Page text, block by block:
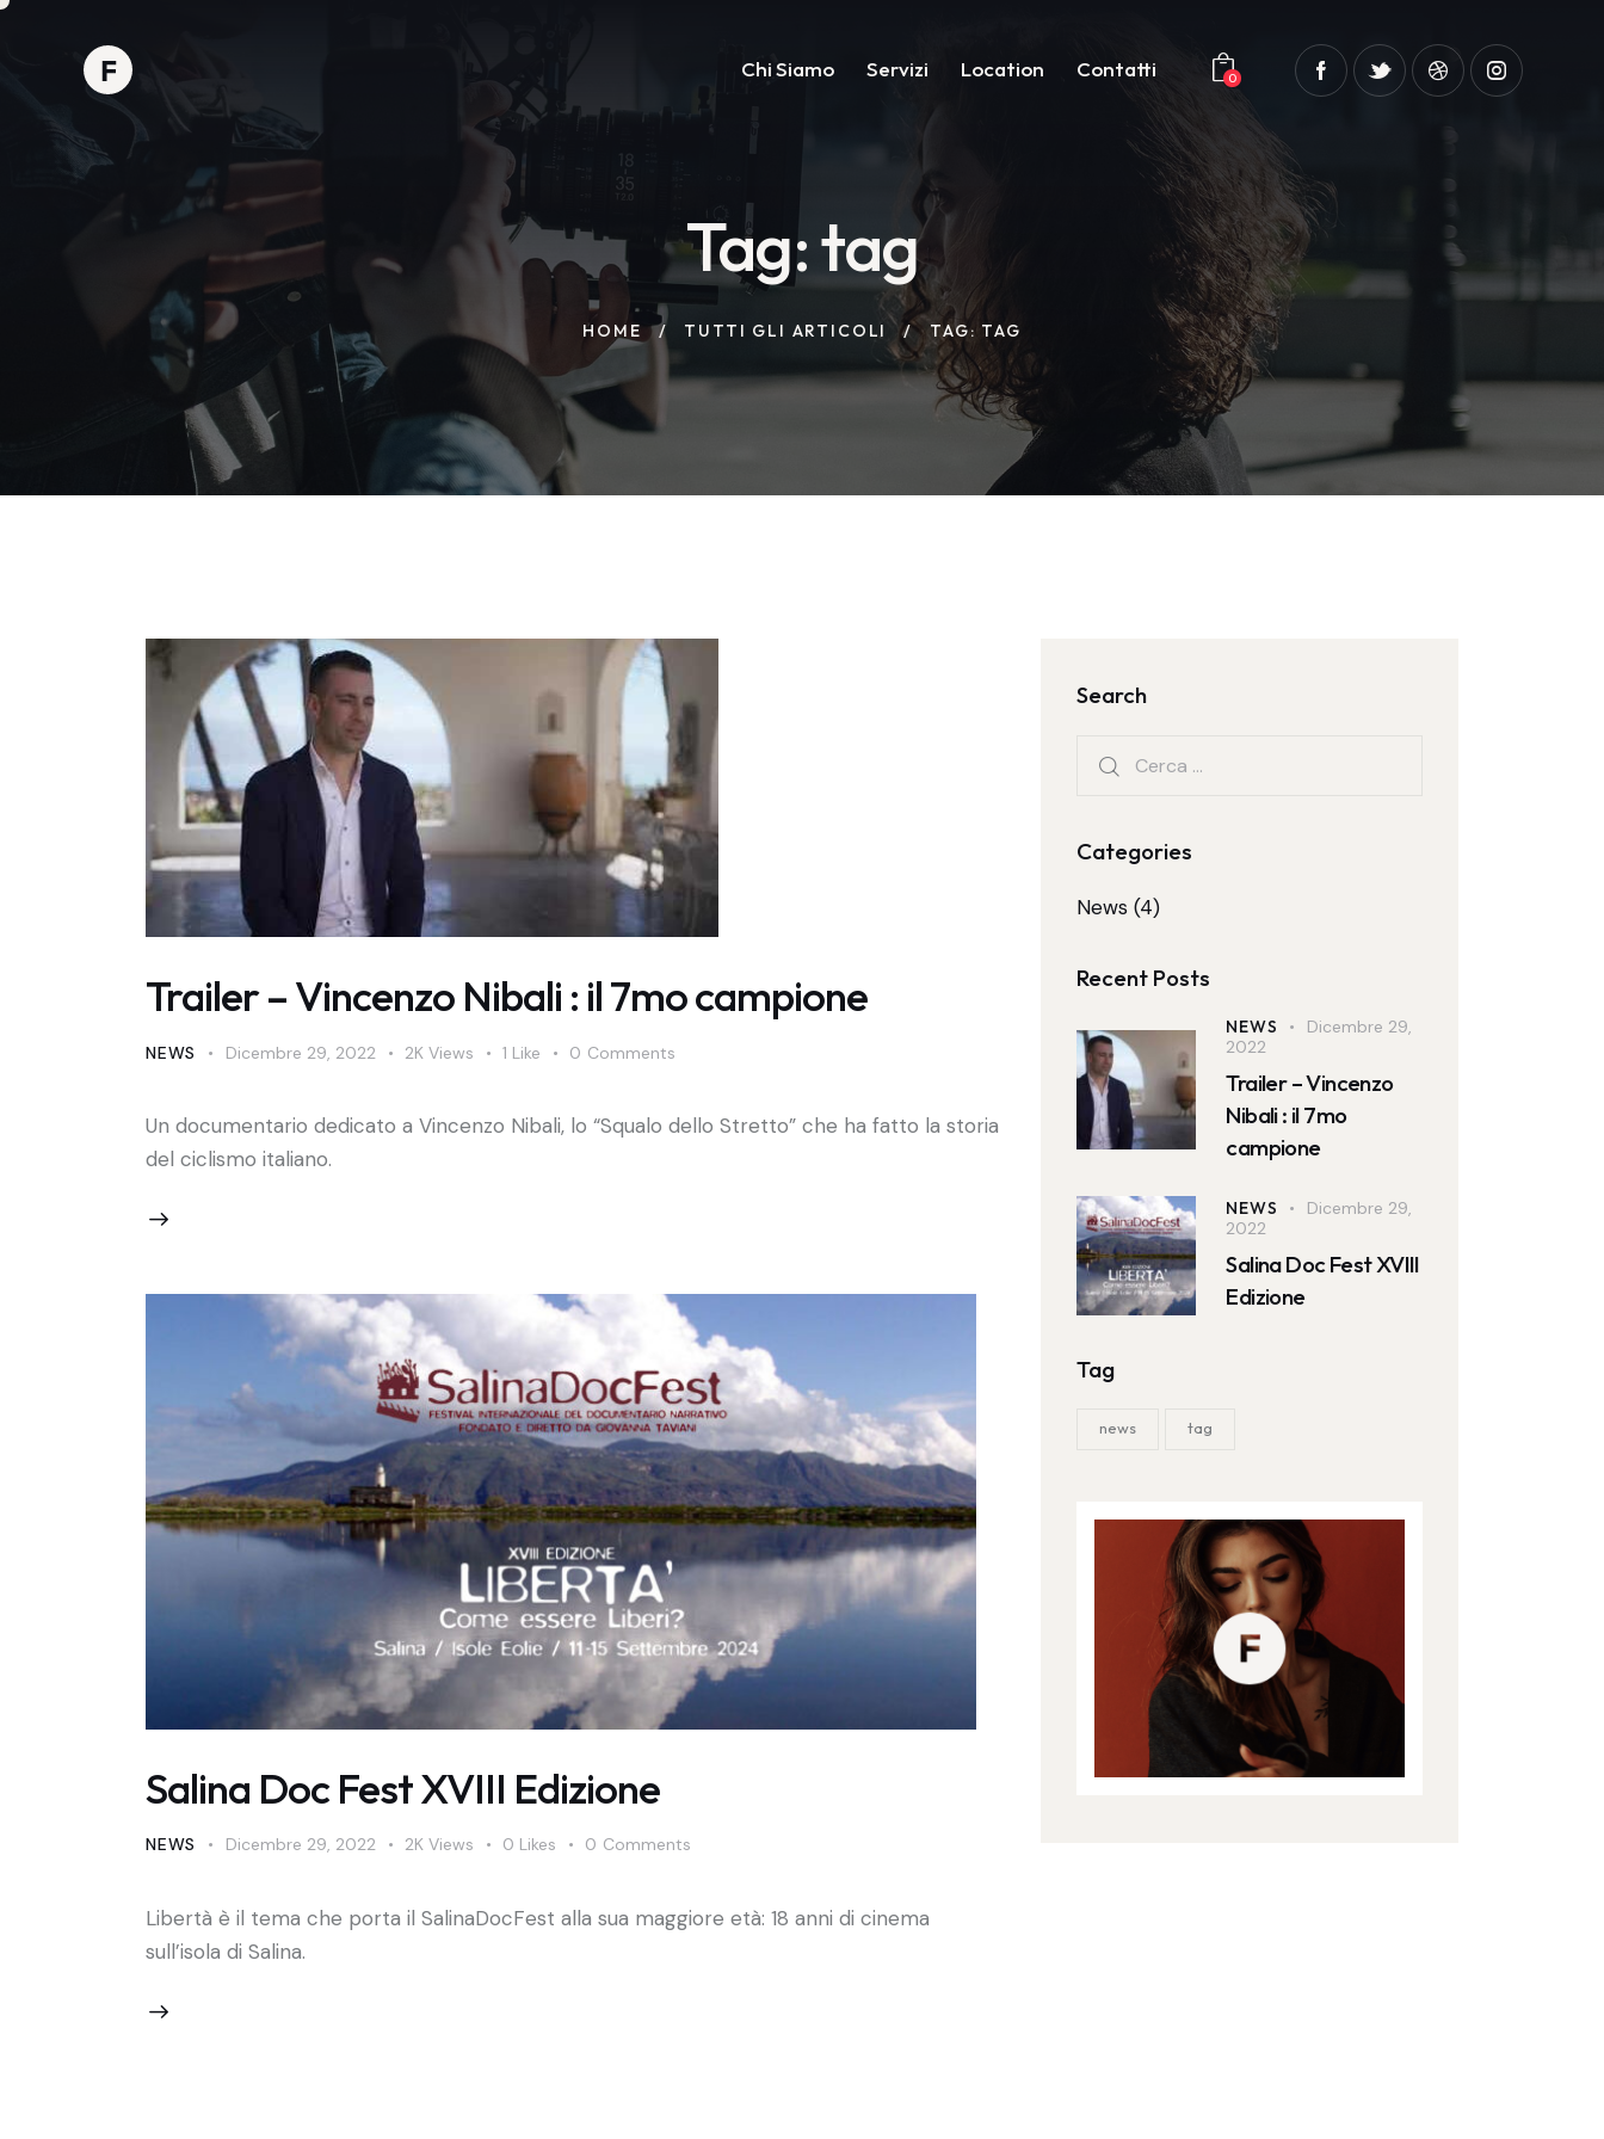
Chi Siamo Servizi Location Contatti 0
Tag: tag
HOME TUTTI GLI ARTICOLI TAG: TAG
Trailer – Vincenzo Nibali : il 7mo campione
NEWS Dicembre 29, 2022 2K Views 1 Like 0 Comments
Un documentario dedicato a Vincenzo Nibali, lo “Squalo dello Stretto” che ha fatto la storia
del ciclismo italiano.
Salina Doc Fest XVIII Edizione
NEWS Dicembre 29, 2022 2K Views 0 Likes 0 Comments
Libertà è il tema che porta il SalinaDocFest alla sua maggiore età: 18 anni di cinema
sull’isola di Salina.
Search
Categories
News (4)
Recent Posts
NEWS
Dicembre 29,
2022
Trailer – Vincenzo
Nibali : il 7mo
campione
NEWS
Dicembre 29,
2022
Salina Doc Fest XVIII
Edizione
Tag
news tag